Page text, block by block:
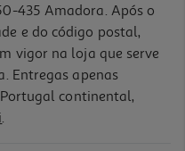
435 Amadora. Após o
e do código postal,
vigor na loja que serve
Entregas apenas
continental,
.